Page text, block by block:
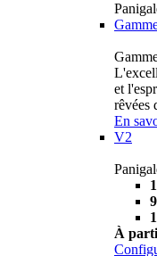
et
rêvées
En
V2
À